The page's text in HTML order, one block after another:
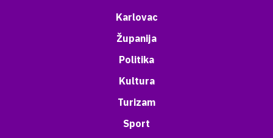
Karlovac
Županija
Politika
Kultura
Turizam
Sport